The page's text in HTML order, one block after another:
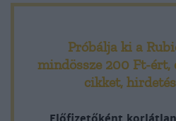
helyéről is árulkodhat. Például a
vel kezdődő szavaknak az
Próbálja ki a
mindössze 200 Ft-ért,
cikket,